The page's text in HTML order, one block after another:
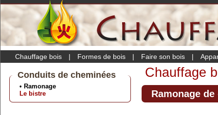
Chauffage bois | Formes de bois | Faire son bois |
Conduits de cheminées
• Ramonage
Le bistre
Chauffage
Ramonage